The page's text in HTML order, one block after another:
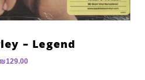
– Legend
₪129.00